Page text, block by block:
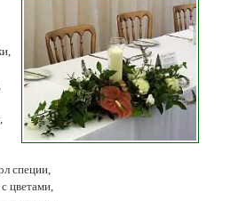
специи,
цветами,